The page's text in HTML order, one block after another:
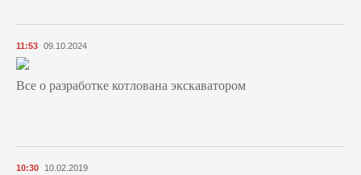
11:53 09.10.2024
Все о разработке котлована экскаватором
10:30 10.02.2019